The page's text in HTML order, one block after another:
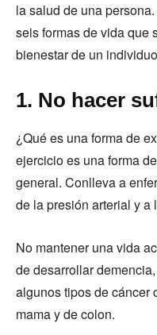
la salud de una
seis formas de vida que
bienestar de un
1. No hacer
¿Qué es una forma de
ejercicio es una forma
general. Conlleva a
de la presión arterial y a
No mantener una vida
de desarrollar
algunos tipos de cáncer
mama y de colon.